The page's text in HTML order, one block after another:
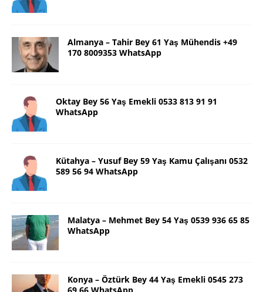
Almanya – Tahir Bey 61 Yaş Mühendis +49
170 8009353 WhatsApp
Oktay Bey 56 Yaş Emekli 0533 813 91 91
WhatsApp
Kütahya – Yusuf Bey 59 Yaş Kamu Çalışanı 0532
589 56 94 WhatsApp
Malatya – Mehmet Bey 54 Yaş 0539 936 65 85
WhatsApp
Konya – Öztürk Bey 44 Yaş Emekli 0545 273